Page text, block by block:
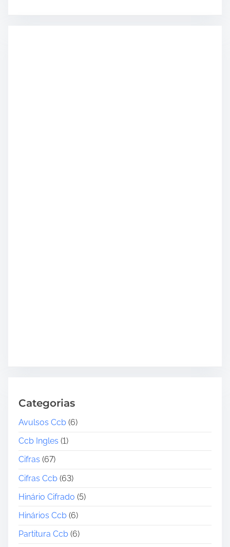
Categorias
Avulsos Ccb (6)
Ccb Ingles (1)
Cifras (67)
Cifras Ccb (63)
Hinário Cifrado (5)
Hinários Ccb (6)
Partitura Ccb (6)